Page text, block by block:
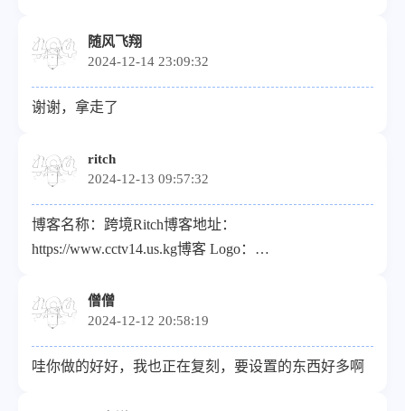
随风飞翔
2024-12-14 23:09:32
谢谢，拿走了
ritch
2024-12-13 09:57:32
博客名称：跨境Ritch博客地址：
https://www.cctv14.us.kg博客 Logo：
美好的事情即将发生。博客rss地址：
https://cctv14.us.kg/rss.xml
僧僧
2024-12-12 20:58:19
哇你做的好好，我也正在复刻，要设置的东西好多啊